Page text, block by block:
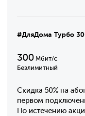
#ДляДома Турбо
300 Мбит/с
Безлимитный
Скидка 50% на
первом
По истечению